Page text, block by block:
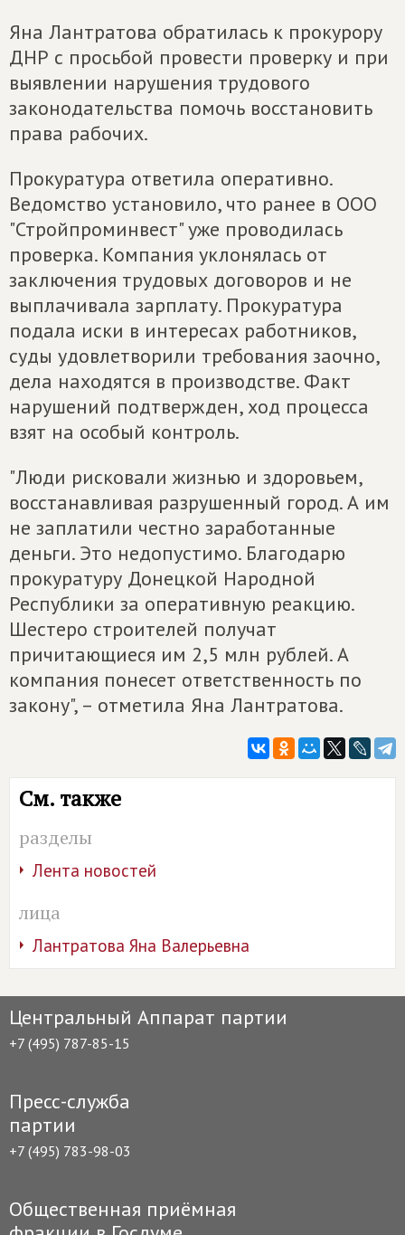
Яна Лантратова обратилась к прокурору
ДНР с просьбой провести проверку и при
выявлении нарушения трудового
законодательства помочь восстановить
права рабочих.
Прокуратура ответила оперативно.
Ведомство установило, что ранее в ООО
"Стройпроминвест" уже проводилась
проверка. Компания уклонялась от
заключения трудовых договоров и не
выплачивала зарплату. Прокуратура
подала иски в интересах работников,
суды удовлетворили требования заочно,
дела находятся в производстве. Факт
нарушений подтвержден, ход процесса
взят на особый контроль.
"Люди рисковали жизнью и здоровьем,
восстанавливая разрушенный город. А им
не заплатили честно заработанные
деньги. Это недопустимо. Благодарю
прокуратуру Донецкой Народной
Республики за оперативную реакцию.
Шестеро строителей получат
причитающиеся им 2,5 млн рублей. А
компания понесет ответственность по
закону", – отметила Яна Лантратова.
См. также
разделы
Лента новостей
лица
Лантратова Яна Валерьевна
Центральный Аппарат партии
+7 (495) 787-85-15
Пресс-служба
партии
+7 (495) 783-98-03
Общественная приёмная